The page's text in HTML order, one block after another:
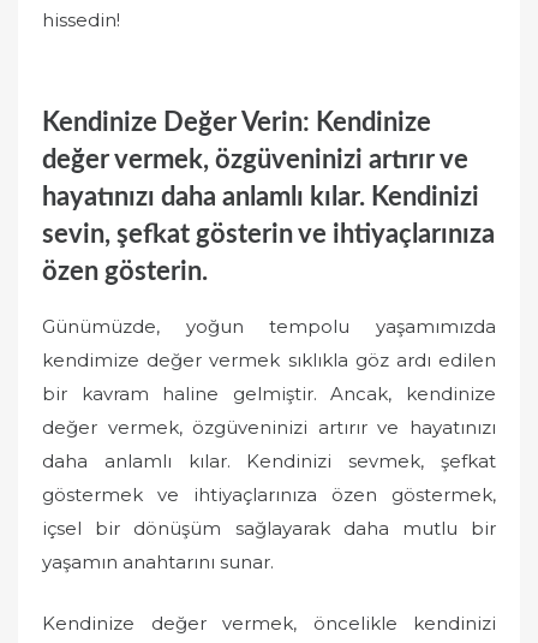
hissedin!
Kendinize Değer Verin: Kendinize
değer vermek, özgüveninizi artırır ve
hayatınızı daha anlamlı kılar. Kendinizi
sevin, şefkat gösterin ve ihtiyaçlarınıza
özen gösterin.
Günümüzde, yoğun tempolu yaşamımızda
kendimize değer vermek sıklıkla göz ardı edilen
bir kavram haline gelmiştir. Ancak, kendinize
değer vermek, özgüveninizi artırır ve hayatınızı
daha anlamlı kılar. Kendinizi sevmek, şefkat
göstermek ve ihtiyaçlarınıza özen göstermek,
içsel bir dönüşüm sağlayarak daha mutlu bir
yaşamın anahtarını sunar.
Kendinize değer vermek, öncelikle kendinizi